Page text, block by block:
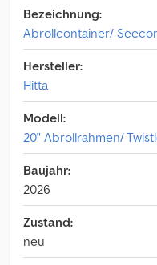
Bezeichnung:
Abrollcontainer/
Hersteller:
Hitta
Modell:
20" Abrollrahmen/
Baujahr:
2026
Zustand:
neu